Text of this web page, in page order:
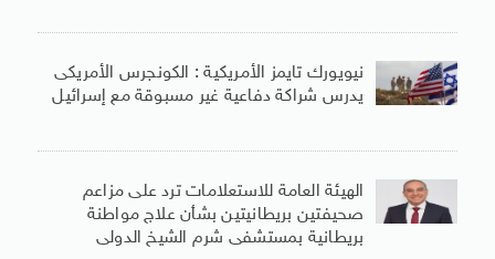
نيويورك تايمز الأمريكية : الكونجرس الأمريكى
يدرس شراكة دفاعية غير مسبوقة مع إسرائيل
الهيئة العامة للاستعلامات ترد على مزاعم
صحيفتين بريطانيتين بشأن علاج مواطنة
بريطانية بمستشفى شرم الشيخ الدولى